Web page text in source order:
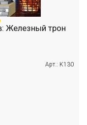
Железный трон
Арт.: K130